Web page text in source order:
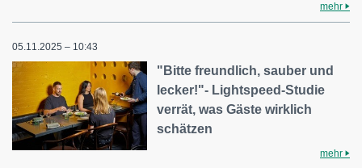
mehr
05.11.2025 – 10:43
"Bitte freundlich, sauber und
lecker!"- Lightspeed-Studie
verrät, was Gäste wirklich
schätzen
mehr